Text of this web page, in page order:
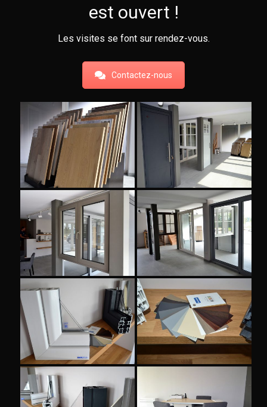
est ouvert !
Les visites se font sur rendez-vous.
Contactez-nous